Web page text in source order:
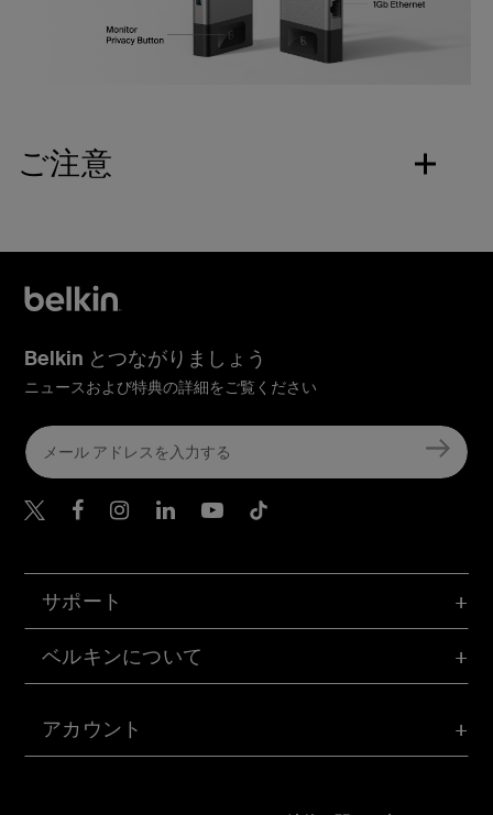
ご注意
アカウント
サポート
ベルキンについて
Belkin とつながりましょう
ニュースおよび特典の詳細をご覧ください
Belkin Twitter
Belkin Facebook
Belkin Instagram
Belkin LinkedIn
Belkin Youtube
Belkin TikTok